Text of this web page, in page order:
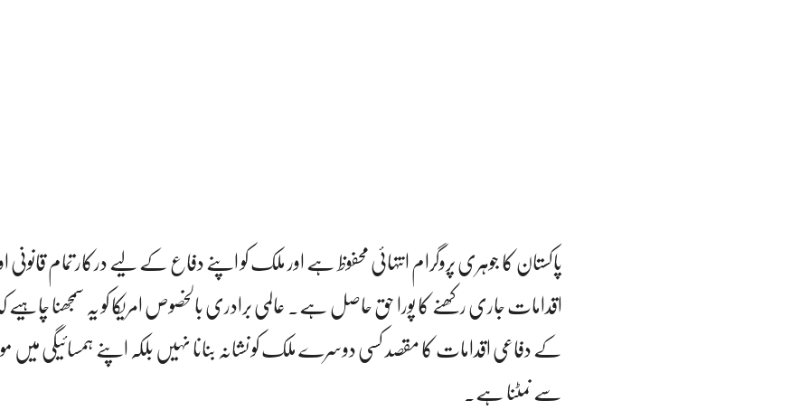
پاکستان کا جوہری پروگرام انتہائی محفوظ ہے اور ملک کو اپنے دفاع کے لیے درکار تمام
اقدامات جاری رکھنے کا پورا حق حاصل ہے۔ عالمی برادری بالخصوص امریکا کو یہ سمجھنا چاہیے
کے دفاعی اقدامات کا مقصد کسی دوسرے ملک کو نشانہ بنانا نہیں بلکہ اپنے ہمسائیگی میں
سے نمٹنا ہے۔